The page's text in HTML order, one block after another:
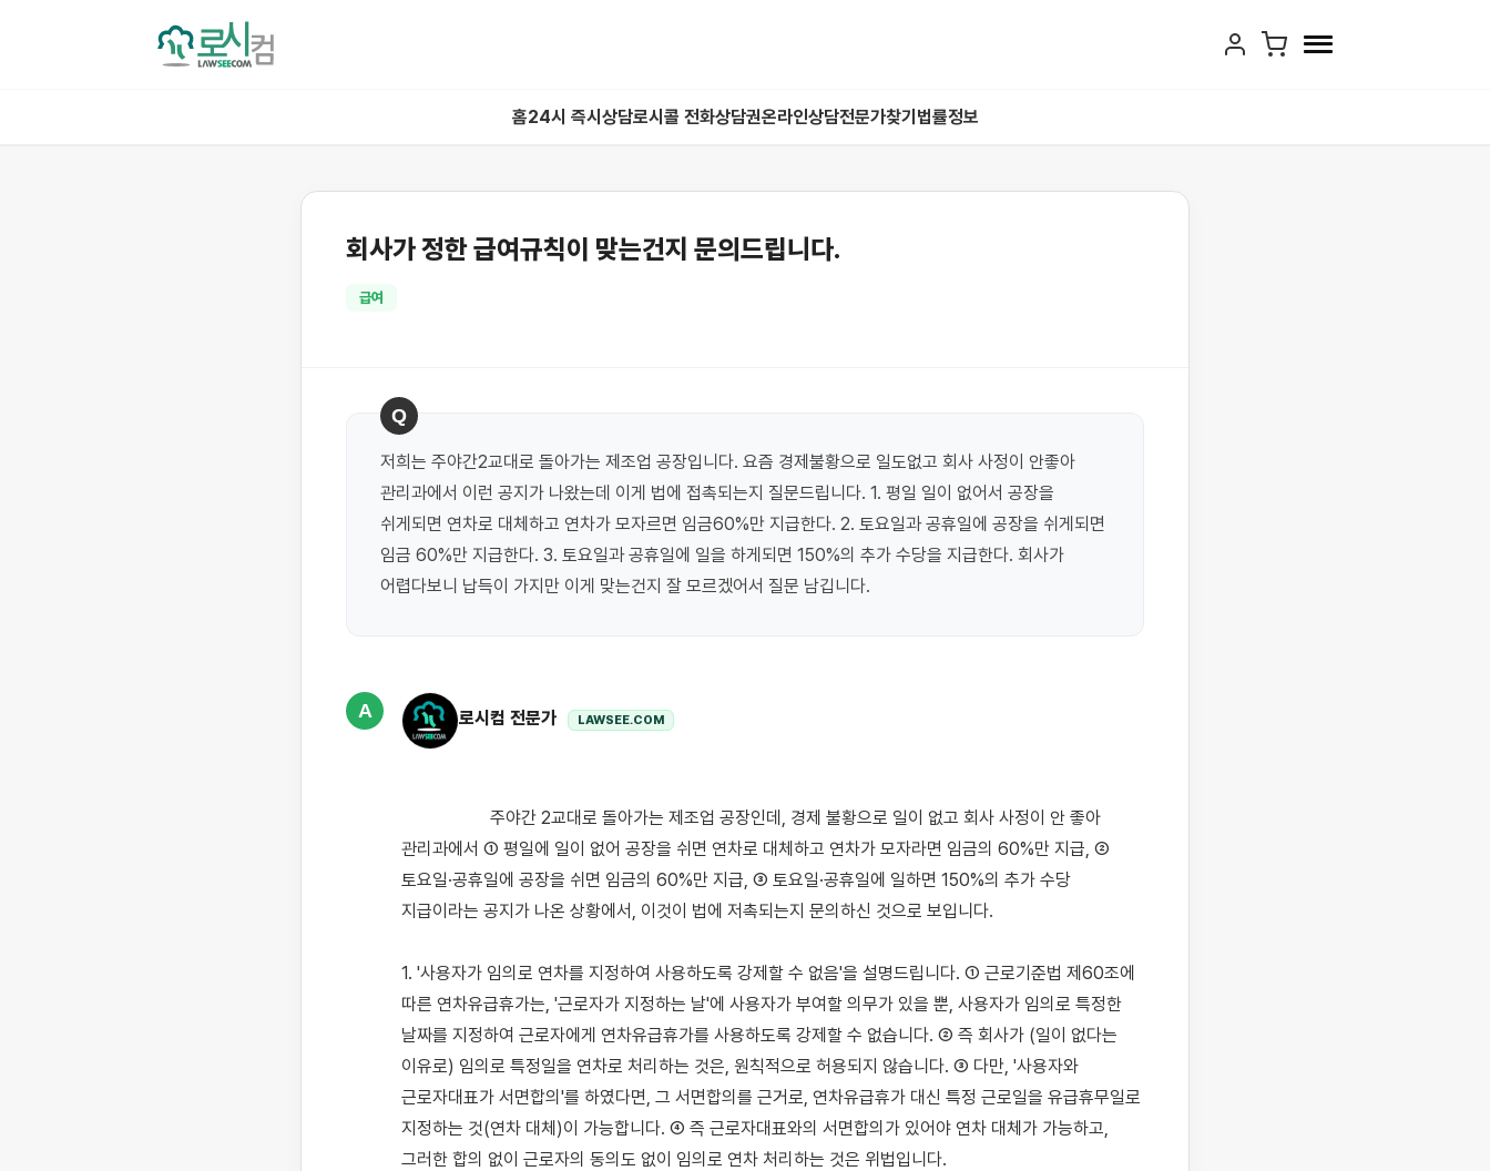
홈24시 즉시상담로시콜 전화상담권온라인상담전문가찾기 법률정보
회사가 정한 급여규칙이 맞는건지 문의드립니다.
급여
Q
저희는 주야간2교대로 돌아가는 제조업 공장입니다. 요즘 경제불황으로 일도없고 회사 사정이 안좋아
관리과에서 이런 공지가 나왔는데 이게 법에 접촉되는지 질문드립니다. 1. 평일 일이 없어서 공장을
쉬게되면 연차로 대체하고 연차가 모자르면 임금60%만 지급한다. 2. 토요일과 공휴일에 공장을 쉬게되면
임금 60%만 지급한다. 3. 토요일과 공휴일에 일을 하게되면 150%의 추가 수당을 지급한다. 회사가
어렵다보니 납득이 가지만 이게 맞는건지 잘 모르겠어서 질문 남깁니다.
A 로시컴 전문가 LAWSEE.COM
관리과에서 ① 평일에 일이 없어 공장을 쉬면 연차로 대체하고 연차가 모자라면 임금의 60%만 지급, ②
토요일·공휴일에 공장을 쉬면 임금의 60%만 지급, ③ 토요일·공휴일에 일하면 150%의 추가 수당
지급이라는 공지가 나온 상황에서, 이것이 법에 저촉되는지 문의하신 것으로 보입니다.
1. '사용자가 임의로 연차를 지정하여 사용하도록 강제할 수 없음'을 설명드립니다. ① 근로기준법 제60조에
따른 연차유급휴가는, '근로자가 지정하는 날'에 사용자가 부여할 의무가 있을 뿐, 사용자가 임의로 특정한
날짜를 지정하여 근로자에게 연차유급휴가를 사용하도록 강제할 수 없습니다. ② 즉 회사가 (일이 없다는
이유로) 임의로 특정일을 연차로 처리하는 것은, 원칙적으로 허용되지 않습니다. ③ 다만, '사용자와
근로자대표가 서면합의'를 하였다면, 그 서면합의를 근거로, 연차유급휴가 대신 특정 근로일을 유급휴무일로
지정하는 것(연차 대체)이 가능합니다. ④ 즉 근로자대표와의 서면합의가 있어야 연차 대체가 가능하고,
그러한 합의 없이 근로자의 동의도 없이 임의로 연차 처리하는 것은 위법입니다.